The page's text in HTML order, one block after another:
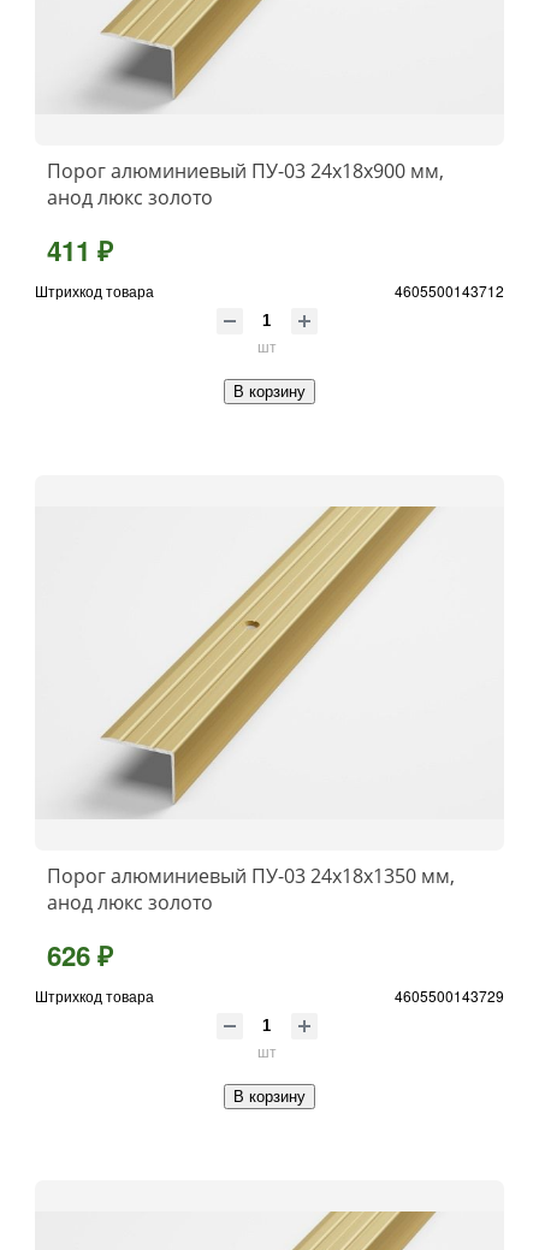
Порог алюминиевый ПУ-03 24x18x900 мм,
анод люкс золото
411 ₽
Штрихкод товара 4605500143712
шт
В корзину
Порог алюминиевый ПУ-03 24x18x1350 мм,
анод люкс золото
626 ₽
Штрихкод товара 4605500143729
шт
В корзину